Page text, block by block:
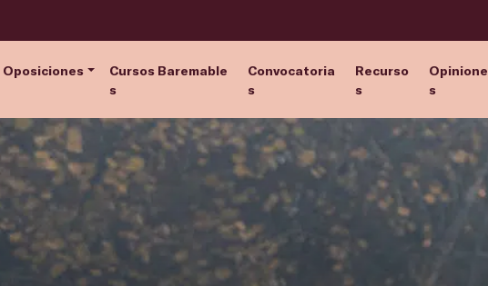
Oposiciones
Cursos Baremable
s
Convocatoria
s
Recurso
s
Opinione
s